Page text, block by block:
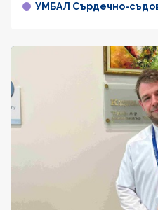
УМБАЛ Сърдечно-